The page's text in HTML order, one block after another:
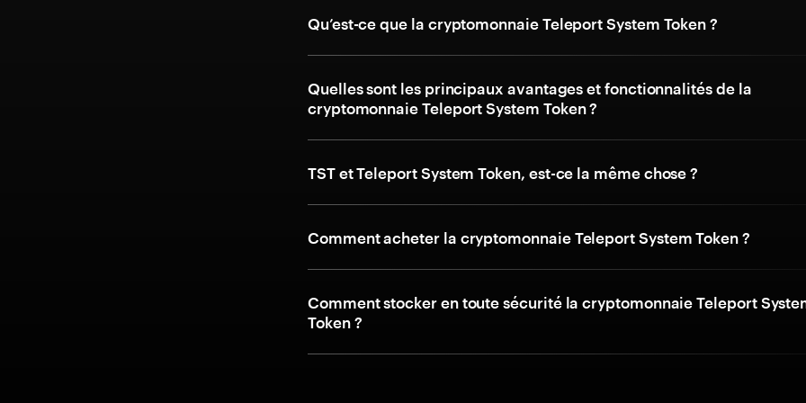
Qu’est-ce que la cryptomonnaie Teleport System Token ?
Quelles sont les principaux avantages et fonctionnalités de la
cryptomonnaie Teleport System Token ?
TST et Teleport System Token, est-ce la même chose ?
Comment acheter la cryptomonnaie Teleport System Token ?
Comment stocker en toute sécurité la cryptomonnaie Teleport
Token ?